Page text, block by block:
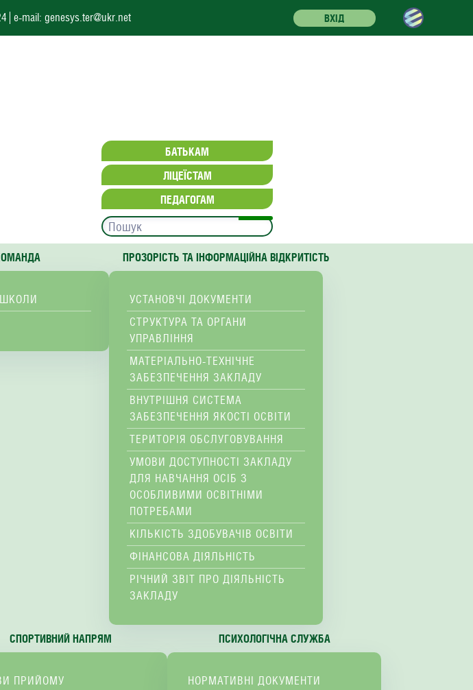
e-mail: genesys.ter@ukr.net ВХІД
БАТЬКАМ
ЛІЦЕЇСТАМ
ПЕДАГОГАМ
ПРОЗОРІСТЬ ТА ІНФОРМАЦІЙНА ВІДКРИТІСТЬ
УСТАНОВЧІ ДОКУМЕНТИ
СТРУКТУРА ТА ОРГАНИ
УПРАВЛІННЯ
МАТЕРІАЛЬНО-ТЕХНІЧНЕ
ЗАБЕЗПЕЧЕННЯ ЗАКЛАДУ
ВНУТРІШНЯ СИСТЕМА
ЗАБЕЗПЕЧЕННЯ ЯКОСТІ ОСВІТИ
ТЕРИТОРІЯ ОБСЛУГОВУВАННЯ
УМОВИ ДОСТУПНОСТІ ЗАКЛАДУ
ДЛЯ НАВЧАННЯ ОСІБ З
ОСОБЛИВИМИ ОСВІТНІМИ
ПОТРЕБАМИ
КІЛЬКІСТЬ ЗДОБУВАЧІВ ОСВІТИ
ФІНАНСОВА ДІЯЛЬНІСТЬ
РІЧНИЙ ЗВІТ ПРО ДІЯЛЬНІСТЬ
ЗАКЛАДУ
СПОРТИВНИЙ НАПРЯМ
ПРИЙОМУ
ПСИХОЛОГІЧНА СЛУЖБА
НОРМАТИВНІ ДОКУМЕНТИ